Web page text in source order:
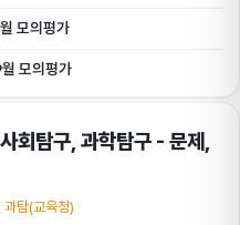
모의평가
모의평가
탐구, 과학탐구 - 문제,
탐(교육청)